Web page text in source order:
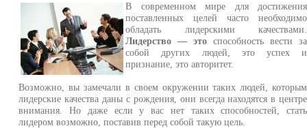
В современном мире для достижения
поставленных целей часто необходимо
обладать лидерскими качествами.
Лидерство — это способность вести за
собой других людей, это успех и
признание, это авторитет.
Возможно, вы замечали в своем окружении таких людей, которым
лидерские качества даны с рождения, они всегда находятся в центре
внимания. Но даже если у вас нет таких способностей, стать
лидером возможно, поставив перед собой такую цель.